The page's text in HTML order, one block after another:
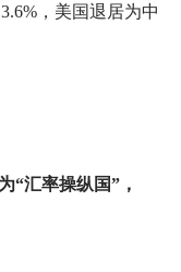
，美国退居为中
“汇率操纵国”，